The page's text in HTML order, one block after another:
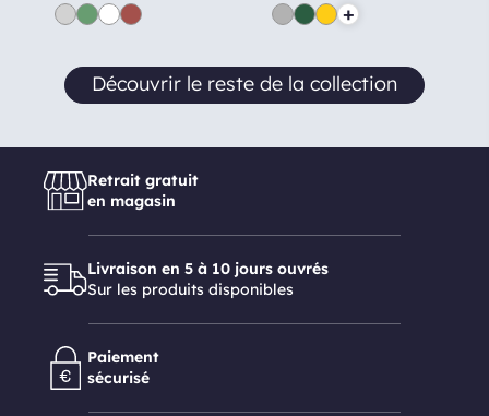
+
Découvrir le reste de la collection
Retrait gratuit
en magasin
Livraison en 5 à 10 jours ouvrés
Sur les produits disponibles
Paiement
sécurisé